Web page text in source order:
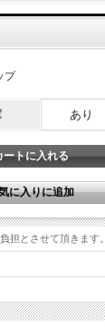
プ
あり
担とさせて頂きます。